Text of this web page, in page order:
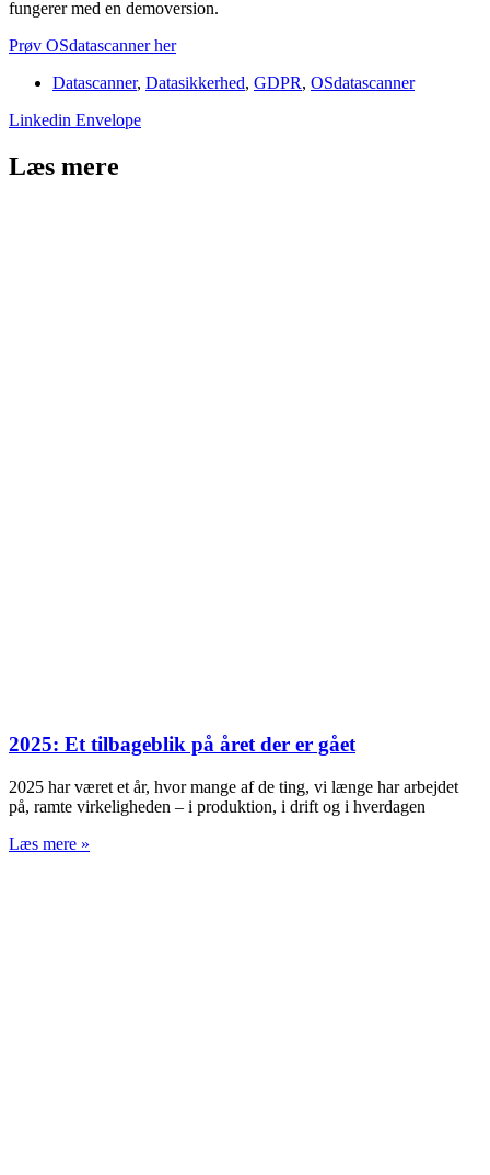
fungerer med en demoversion.
Prøv OSdatascanner her
Datascanner, Datasikkerhed, GDPR, OSdatascanner
Linkedin Envelope
Læs mere
2025: Et tilbageblik på året der er gået
2025 har været et år, hvor mange af de ting, vi længe har arbejdet
på, ramte virkeligheden – i produktion, i drift og i hverdagen
Læs mere »